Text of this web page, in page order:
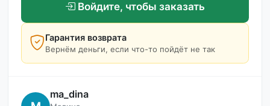
Войдите, чтобы заказать
Гарантия возврата
Вернём деньги, если что-то пойдёт не так
ma_dina